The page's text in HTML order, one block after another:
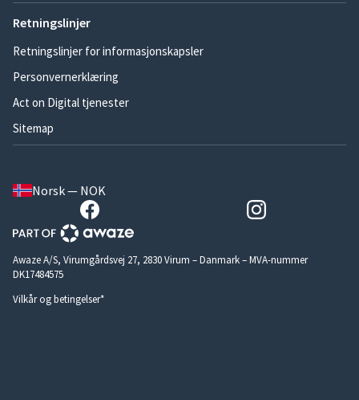
Retningslinjer
Retningslinjer for informasjonskapsler
Personvernerklæring
Act on Digital tjenester
Sitemap
Norsk — NOK
Awaze A/S, Virumgårdsvej 27, 2830 Virum – Danmark – MVA-nummer
DK17484575
Vilkår og betingelser*